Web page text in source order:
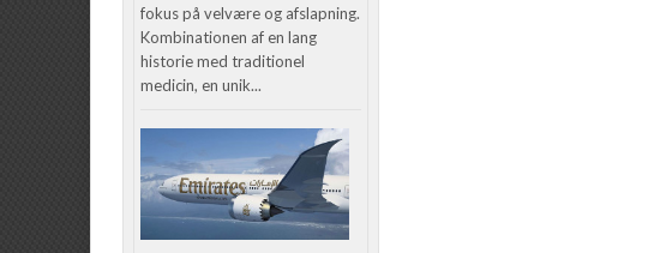
fokus på velvære og afslapning.
Kombinationen af en lang
historie med traditionel
medicin, en unik...